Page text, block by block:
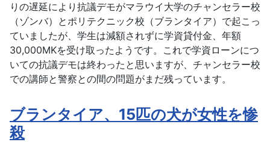
りの遅延により抗議デモがマラウイ大学のチャンセラー校
（ゾンバ）とポリテクニック校（ブランタイア）で起こっ
ていましたが、学生は減額されずに学資貸付金、年額
30,000MKを受け取ったようです。これで学資ローンにつ
いての抗議デモは終わったと思いますが、チャンセラー校
での講師と警察との間の問題がまだ残っています。
ブランタイア、15匹の犬が女性を惨
殺